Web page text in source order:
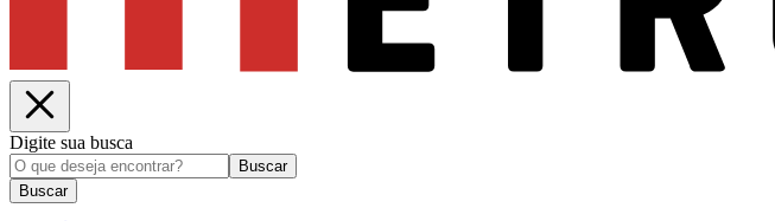
Digite sua busca
Buscar
Buscar